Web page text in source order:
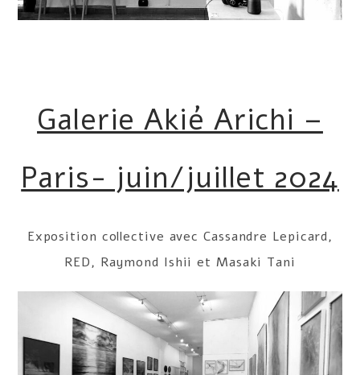
Galerie Akié Arichi –
Paris- juin/juillet 2024
Exposition collective avec Cassandre Lepicard,
RED, Raymond Ishii et Masaki Tani